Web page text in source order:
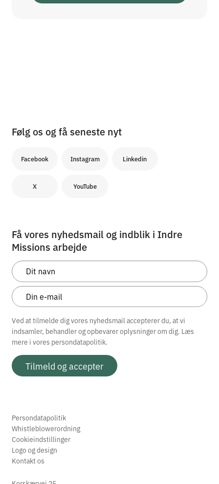
Følg os og få seneste nyt
Facebook Instagram Linkedin
X YouTube
Få vores nyhedsmail og indblik i Indre
Missions arbejde
Ved at tilmelde dig vores nyhedsmail accepterer du, at vi
indsamler, behandler og opbevarer oplysninger om dig. Læs
mere i vores persondatapolitik.
Tilmeld og accepter
Persondatapolitik
Whistleblowerordning
Cookieindstillinger
Logo og design
Kontakt os